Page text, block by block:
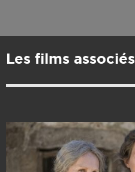
Les films associés